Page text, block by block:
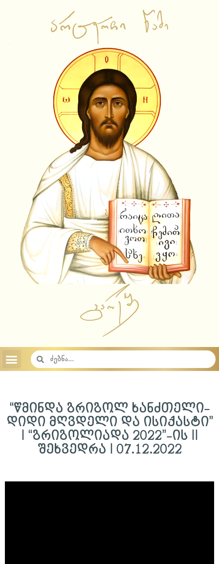
საწყისი გვერდი
ვიდეო ჩანაწერები
ამბიონის ქადაგებები
საჯარო შეხვედრები
ლექციები
სატელევიზიო გადაცემები
სხვა
ამონარიდები
ვიდეოამონარიდები
ტექსტური ამონარიდები
YouTube Shorts
სიახლეები
აუდიო ჩანაწერები
აუდიო ჩანაწერები 2023
აუდიო ჩანაწერები 2022
აუდიო ჩანაწერები 2021
აუდიო ჩანაწერები 2020
აუდიო ჩანაწერები 2019
აუდიო ჩანაწერები 2018
საიტის შესახებ
“წმინდა გრიგოლ ხანძთელი-
დიდი მღვდელი და ისიქასტი”
I “გრიგოლიადა 2022”-ის II
შეხვედრა I 07.12.2022